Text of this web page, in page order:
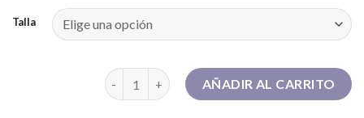
Talla
botas beige mujer cantidadAÑADIR AL CARRITO